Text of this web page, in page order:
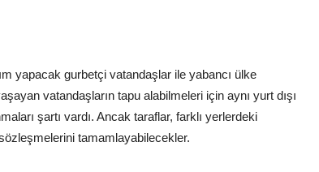
yapacak gurbetçi vatandaşlar ile yabancı ülke
vatandaşların tapu alabilmeleri için aynı yurt dışı
şartı vardı. Ancak taraflar, farklı yerlerdeki
tamamlayabilecekler.